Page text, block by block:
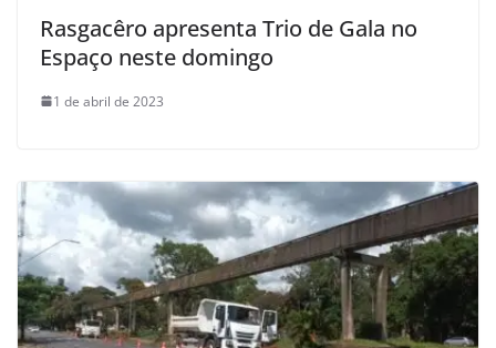
Rasgacêro apresenta Trio de Gala no
Espaço neste domingo
1 de abril de 2023